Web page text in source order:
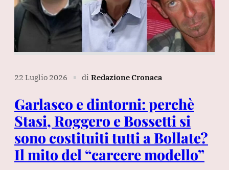
22 Luglio 2026 ∎ di Redazione Cronaca
Garlasco e dintorni: perchè
Stasi, Roggero e Bossetti si
sono costituiti tutti a Bollate?
Il mito del “carcere modello”